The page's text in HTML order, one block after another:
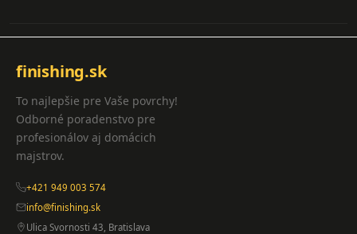
finishing.sk
To najlepšie pre Vaše povrchy!
Odborné poradenstvo pre
profesionálov aj domácich
majstrov.
+421 949 003 574
info@finishing.sk
Ulica Svornosti 43, Bratislava